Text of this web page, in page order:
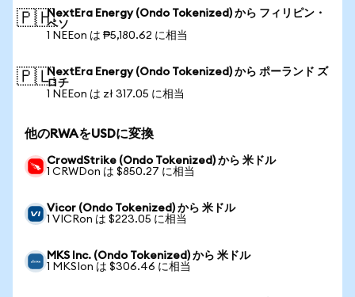
🇵🇭NextEra Energy (Ondo Tokenized) から フィリピン・
ペソ
1 NEEon は ₱5,180.62 に相当
🇵🇱NextEra Energy (Ondo Tokenized) から ポーランド ズ
ロチ
1 NEEon は zł 317.05 に相当
他のRWAをUSDに変換
CrowdStrike (Ondo Tokenized) から 米ドル
1 CRWDon は $850.27 に相当
Vicor (Ondo Tokenized) から 米ドル
1 VICRon は $223.05 に相当
MKS Inc. (Ondo Tokenized) から 米ドル
1 MKSIon は $306.46 に相当